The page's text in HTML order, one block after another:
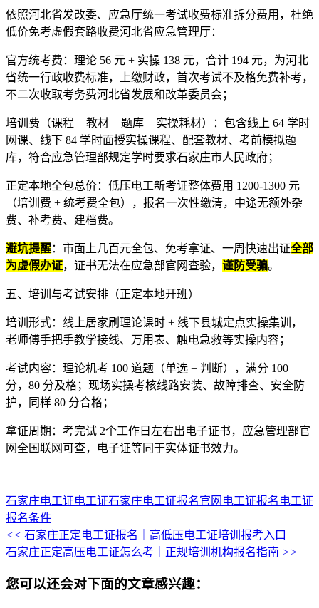
依照河北省发改委、应急厅统一考试收费标准拆分费用，杜绝
低价免考虚假套路收费河北省应急管理厅：
官方统考费：理论 56 元 + 实操 138 元，合计 194 元，为河北
省统一行政收费标准，上缴财政，首次考试不及格免费补考，
不二次收取考务费河北省发展和改革委员会；
培训费（课程 + 教材 + 题库 + 实操耗材）：包含线上 64 学时
网课、线下 84 学时面授实操课程、配套教材、考前模拟题
库，符合应急管理部规定学时要求石家庄市人民政府；
正定本地全包总价：低压电工新考证整体费用 1200-1300 元
（培训费 + 统考费全包），报名一次性缴清，中途无额外杂
费、补考费、建档费。
避坑提醒：市面上几百元全包、免考拿证、一周快速出证全部
为虚假办证，证书无法在应急部官网查验， 谨防受骗。
五、培训与考试安排（正定本地开班）
培训形式：线上居家刷理论课时 + 线下县城定点实操集训，
老师傅手把手教学接线、万用表、触电急救等实操内容；
考试内容：理论机考 100 道题（单选 + 判断），满分 100
分，80 分及格；现场实操考核线路安装、故障排查、安全防
护，同样 80 分合格；
拿证周期：考完试 2个工作日左右出电子证书，应急管理部官
网全国联网可查，电子证等同于实体证书效力。
石家庄电工证电工证石家庄电工证报名官网 电工证报名 电工证
报名条件
<< 石家庄正定电工证报名｜高低压电工证培训报考入口
石家庄正定高压电工证怎么考｜正规培训机构报名指南 >>
您可以还会对下面的文章感兴趣：